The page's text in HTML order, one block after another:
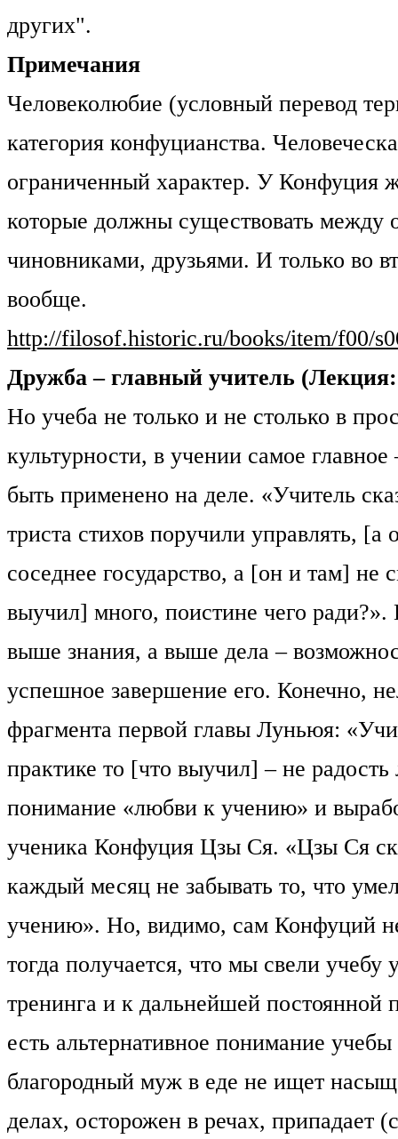
других".
Примечания
Человеколюбие (условный перевод
категория конфуцианства.
ограниченный характер. У Конфуция
которые должны существовать между
чиновниками, друзьями. И только во
вообще.
http://filosof.historic.ru/books/item/f00/
Дружба – главный учитель
Но учеба не только и не столько в
культурности, в учении самое
быть применено на деле. «Учитель
триста стихов поручили управлять,
соседнее государство, а [он и там] не
выучил] много, поистине чего
выше знания, а выше дела –
успешное завершение его. Конечно,
фрагмента первой главы Луньюя:
практике то [что выучил] – не
понимание «любви к учению» и
ученика Конфуция Цзы Ся. «Цзы Ся
каждый месяц не забывать то, что
учению». Но, видимо, сам Конфуций
тогда получается, что мы свели
тренинга и к дальнейшей постоянной
есть альтернативное понимание
благородный муж в еде не ищет
делах, осторожен в речах, припадает